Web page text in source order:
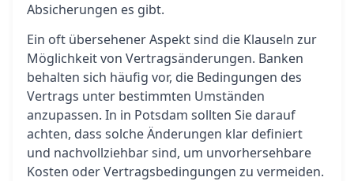
Absicherungen es gibt.
Ein oft übersehener Aspekt sind die Klauseln zur
Möglichkeit von Vertragsänderungen. Banken
behalten sich häufig vor, die Bedingungen des
Vertrags unter bestimmten Umständen
anzupassen. In in Potsdam sollten Sie darauf
achten, dass solche Änderungen klar definiert
und nachvollziehbar sind, um unvorhersehbare
Kosten oder Vertragsbedingungen zu vermeiden.